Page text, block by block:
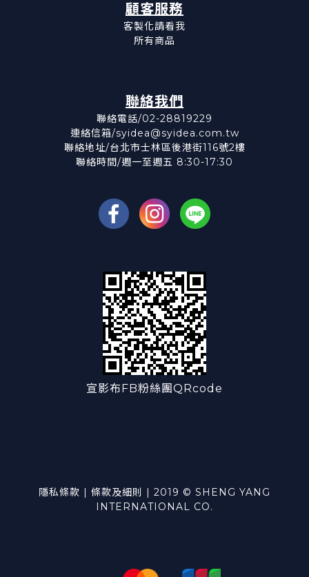
顧客服務
客製化請看我
所有商品
聯絡我們
聯絡電話/02-28819229
連絡信箱/syidea@syidea.com.tw
聯絡地址/台北市士林區後港街116號2樓
聯絡時間/週一至週五 8:30-17:30
宣影布FB粉絲團QRcode
隱私條款 | 條款及細則 | 2019 © SHENG YANG
INTERNATIONAL CO.